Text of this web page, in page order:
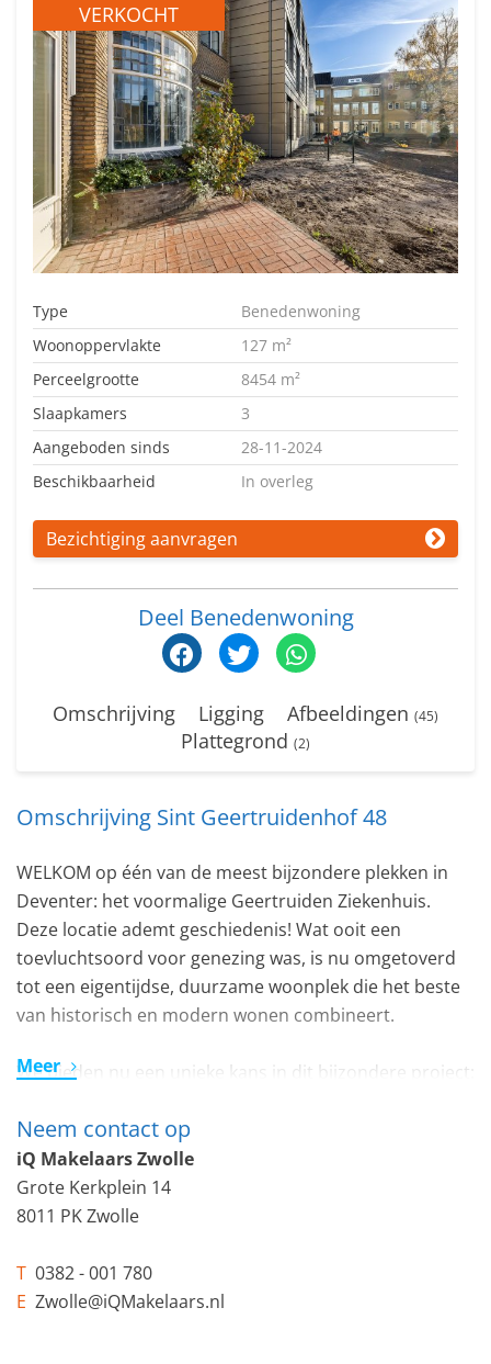
VERKOCHT
Type
Benedenwoning
Woonoppervlakte
127 m²
Perceelgrootte
8454 m²
Slaapkamers
3
Aangeboden sinds
28-11-2024
Beschikbaarheid
In overleg
Bezichtiging aanvragen
Deel Benedenwoning
Omschrijving Ligging Afbeeldingen (45)
Plattegrond (2)
Omschrijving Sint Geertruidenhof 48
WELKOM op één van de meest bijzondere plekken in
Deventer: het voormalige Geertruiden Ziekenhuis.
Deze locatie ademt geschiedenis! Wat ooit een
toevluchtsoord voor genezing was, is nu omgetoverd
tot een eigentijdse, duurzame woonplek die het beste
van historisch en modern wonen combineert.
We bieden nu een unieke kans in dit bijzondere project:
worden opgeleverd, helemaal instapklaar voor de
nieuwe eigenaar! Als je wilt, kun je de feestdagen dit
jaar al sfeervol vieren in jouw nieuwe woning!
karakter en modern wooncomfort. Ondanks dat het
pand uit 1939 stamt, geniet je dankzij de verbouwing
Meer
Neem contact op
iQ Makelaars Zwolle
Grote Kerkplein 14
8011 PK Zwolle
T 0382 - 001 780
E Zwolle@iQMakelaars.nl